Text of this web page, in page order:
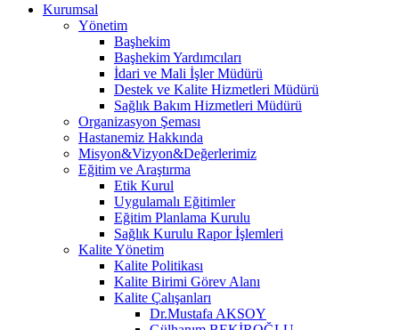
Kurumsal
Yönetim
Başhekim
Başhekim Yardımcıları
İdari ve Mali İşler Müdürü
Destek ve Kalite Hizmetleri Müdürü
Sağlık Bakım Hizmetleri Müdürü
Organizasyon Şeması
Hastanemiz Hakkında
Misyon&Vizyon&Değerlerimiz
Eğitim ve Araştırma
Etik Kurul
Uygulamalı Eğitimler
Eğitim Planlama Kurulu
Sağlık Kurulu Rapor İşlemleri
Kalite Yönetim
Kalite Politikası
Kalite Birimi Görev Alanı
Kalite Çalışanları
Dr.Mustafa AKSOY